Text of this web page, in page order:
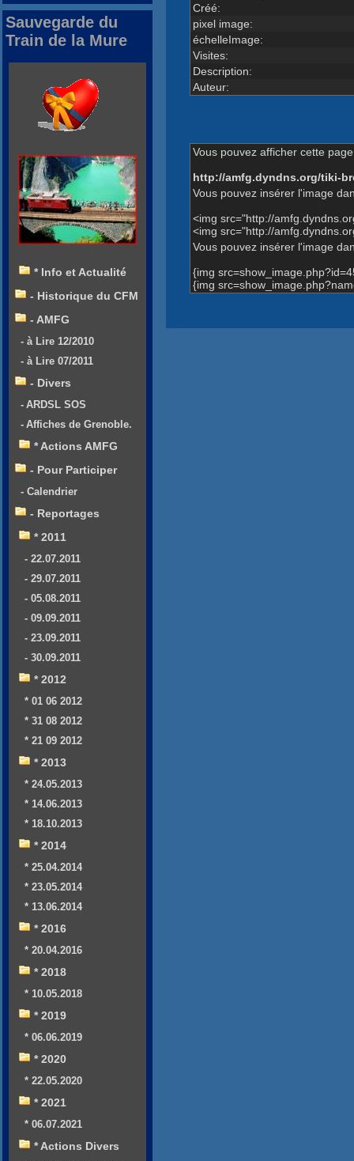
Créé:
pixel image:
échelleImage:
Visites:
Description:
Auteur:
Vous pouvez afficher cette
http://amfg.dyndns.org/tiki-
Vous pouvez insérer l'image
<img src="http://
<img src="http://
Vous pouvez insérer l'image
{img
{img
Sauvegarde du
Train de la Mure
* Info et Actualité
- Historique du CFM
- AMFG
- à Lire 12/2010
- à Lire 07/2011
- Divers
- ARDSL SOS
- Affiches de Grenoble.
* Actions AMFG
- Pour Participer
- Calendrier
- Reportages
* 2011
- 22.07.2011
- 29.07.2011
- 05.08.2011
- 09.09.2011
- 23.09.2011
- 30.09.2011
* 2012
* 01 06 2012
* 31 08 2012
* 21 09 2012
* 2013
* 24.05.2013
* 14.06.2013
* 18.10.2013
* 2014
* 25.04.2014
* 23.05.2014
* 13.06.2014
* 2016
* 20.04.2016
* 2018
* 10.05.2018
* 2019
* 06.06.2019
* 2020
* 22.05.2020
* 2021
* 06.07.2021
* Actions Divers